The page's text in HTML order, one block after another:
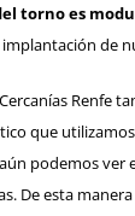
torno es
implantación de
Cercanías Renfe
que
podemos ver
De esta